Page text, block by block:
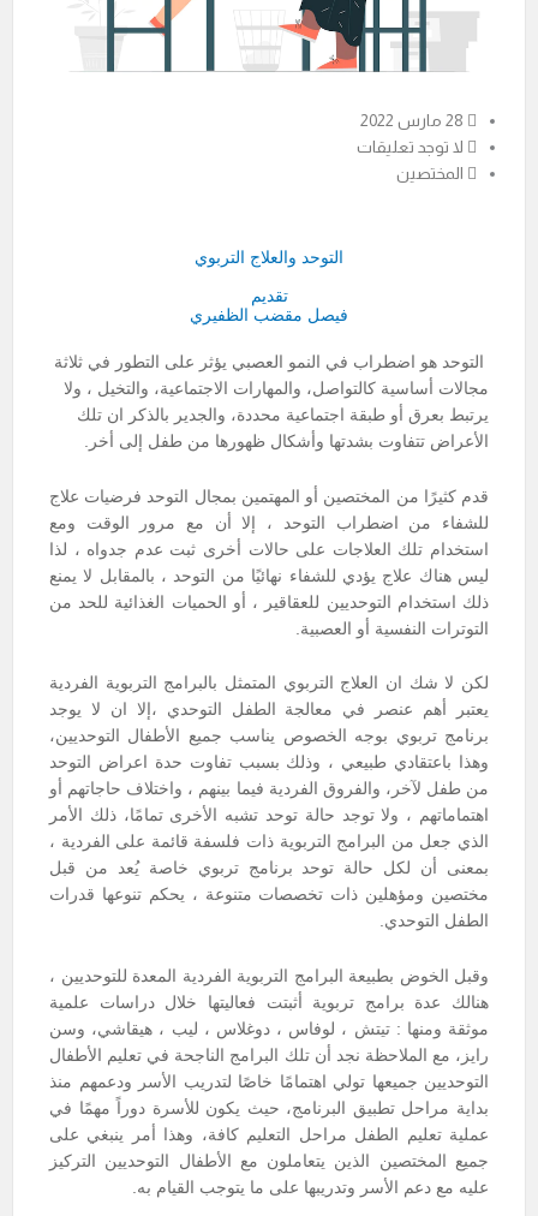
28 مارس 2022
لا توجد تعليقات
المختصين
التوحد والعلاج التربوي
تقديم
فيصل مقضب الظفيري
التوحد هو اضطراب في النمو العصبي يؤثر على التطور في ثلاثة
مجالات أساسية كالتواصل، والمهارات الاجتماعية، والتخيل ، ولا
يرتبط بعرق أو طبقة اجتماعية محددة، والجدير بالذكر ان تلك
الأعراض تتفاوت بشدتها وأشكال ظهورها من طفل إلى أخر.
قدم كثيرًا من المختصين أو المهتمين بمجال التوحد فرضيات علاج
للشفاء من اضطراب التوحد ، إلا أن مع مرور الوقت ومع
استخدام تلك العلاجات على حالات أخرى ثبت عدم جدواه ، لذا
ليس هناك علاج يؤدي للشفاء نهائيًا من التوحد ، بالمقابل لا يمنع
ذلك استخدام التوحديين للعقاقير ، أو الحميات الغذائية للحد من
التوترات النفسية أو العصبية.
لكن لا شك ان العلاج التربوي المتمثل بالبرامج التربوية الفردية
يعتبر أهم عنصر في معالجة الطفل التوحدي ،إلا ان لا يوجد
برنامج تربوي بوجه الخصوص يناسب جميع الأطفال التوحديين،
وهذا باعتقادي طبيعي ، وذلك بسبب تفاوت حدة اعراض التوحد
من طفل لآخر، والفروق الفردية فيما بينهم ، واختلاف حاجاتهم أو
اهتماماتهم ، ولا توجد حالة توحد تشبه الأخرى تمامًا، ذلك الأمر
الذي جعل من البرامج التربوية ذات فلسفة قائمة على الفردية ،
بمعنى أن لكل حالة توحد برنامج تربوي خاصة يُعد من قبل
مختصين ومؤهلين ذات تخصصات متنوعة ، يحكم تنوعها قدرات
الطفل التوحدي.
وقبل الخوض بطبيعة البرامج التربوية الفردية المعدة للتوحديين ،
هنالك عدة برامج تربوية أثبتت فعاليتها خلال دراسات علمية
موثقة ومنها : تيتش ، لوفاس ، دوغلاس ، ليب ، هيقاشي، وسن
رايز، مع الملاحظة نجد أن تلك البرامج الناجحة في تعليم الأطفال
التوحديين جميعها تولي اهتمامًا خاصًا لتدريب الأسر ودعمهم منذ
بداية مراحل تطبيق البرنامج، حيث يكون للأسرة دوراً مهمًا في
عملية تعليم الطفل مراحل التعليم كافة، وهذا أمر ينبغي على
جميع المختصين الذين يتعاملون مع الأطفال التوحديين التركيز
عليه مع دعم الأسر وتدريبها على ما يتوجب القيام به.